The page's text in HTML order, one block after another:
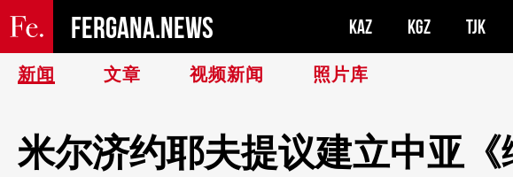
FERGANA.NEWS KAZ KGZ TJK
新闻 文章 视频新闻 照片库
米尔济约耶夫提议建立中亚